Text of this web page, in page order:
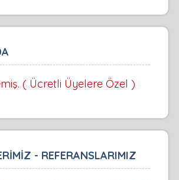
( Ücretli Üyelere Özel )
- REFERANSLARIMIZ